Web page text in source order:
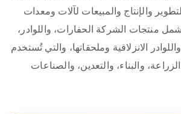
والإنتاج والمبيعات لآلات ومعدات
تشمل منتجات الشركة الحفارات، واللوادر،
الانزلاقية وملحقاتها، والتي تُستخدم
والبناء، والتعدين، والصناعات
والتطوير المبتكرة والرقابة